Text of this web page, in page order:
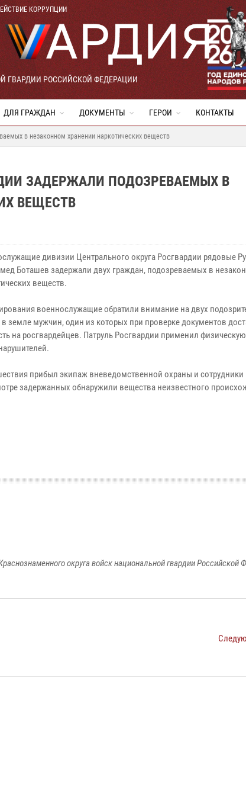
КОРРУПЦИИ
ГВАРДИИ РОССИЙСКОЙ ФЕДЕРАЦИИ
ДЛЯ ГРАЖДАН ДОКУМЕНТЫ ГЕРОИ КОНТАКТЫ
в незаконном хранении наркотических веществ
ЗАДЕРЖАЛИ ПОДОЗРЕВАЕМЫХ В
ВЕЩЕСТВ
дивизии Центрального округа Росгвардии рядовые
Боташев задержали двух граждан, подозреваемых в
веществ.
военнослужащие обратили внимание на двух
земле мужчин, один из которых при проверке документов
на росгвардейцев. Патруль Росгвардии применил
прибыл экипаж вневедомственной охраны и
задержанных обнаружили вещества неизвестного
округа войск национальной гвардии Российской